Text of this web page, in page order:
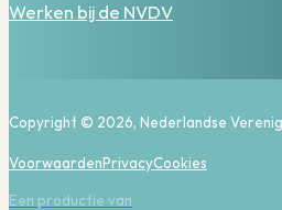
Werken bij de NVDV
Copyright © 2026, Nederlandse
VoorwaardenPrivacyCookies
Een productie van